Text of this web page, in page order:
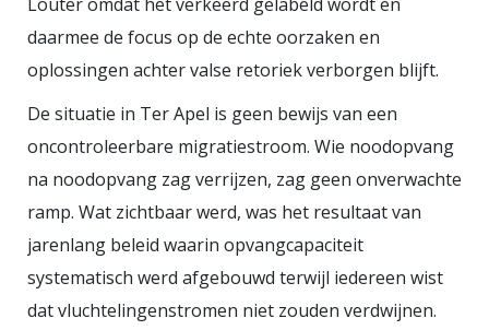
daarmee de focus op de echte oorzaken en
oplossingen achter valse retoriek verborgen blijft.
De situatie in Ter Apel is geen bewijs van een
oncontroleerbare migratiestroom. Wie noodopvang
na noodopvang zag verrijzen, zag geen onverwachte
ramp. Wat zichtbaar werd, was het resultaat van
jarenlang beleid waarin opvangcapaciteit
systematisch werd afgebouwd terwijl iedereen wist
dat vluchtelingenstromen niet zouden verdwijnen.